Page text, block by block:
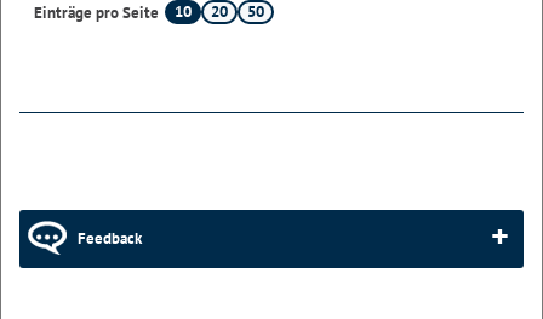
Einträge pro Seite
10 20 50
Feedback